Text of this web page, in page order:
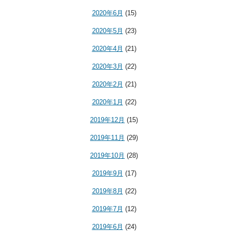
2020年6月 (15)
2020年5月 (23)
2020年4月 (21)
2020年3月 (22)
2020年2月 (21)
2020年1月 (22)
2019年12月 (15)
2019年11月 (29)
2019年10月 (28)
2019年9月 (17)
2019年8月 (22)
2019年7月 (12)
2019年6月 (24)